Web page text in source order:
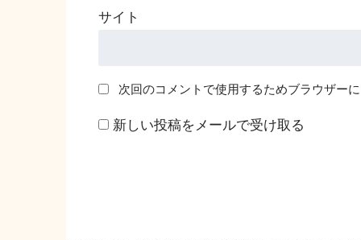
サイト
次回のコメントで使用するためブラウザー
新しい投稿をメールで受け取る